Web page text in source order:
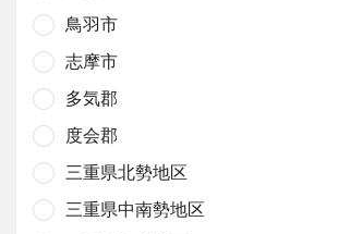
鳥羽市
志摩市
多気郡
度会郡
三重県北勢地区
三重県中南勢地区